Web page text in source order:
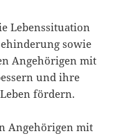
Lebenssituation
sowie
Angehörigen mit
und ihre
fördern.
Angehörigen mit